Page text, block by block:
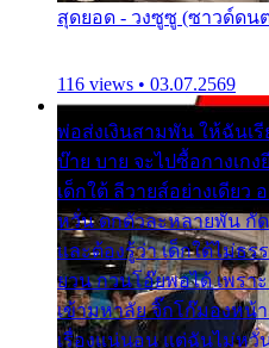
สุดยอด - วงซูซู (ซาวด์ดน
116 views • 03.07.2569
พ่อส่งเงินสามพัน ให้ฉันเ
บ๊าย บาย จะไปซื้อกางเกง
เด็กใต้ ลีวายส์อย่างเดียว
หวั่น ตกตัวละหลายพัน กั
และต้องรู้ว่า เด็กใต้ไม่ธร
ยวน กวนโอ๊ยพอได้ เพรา
เข้ามหาลัย จิ๊กโก๊มองหน้
เรื่องแน่นอน แต่ฉันไม่หวั่